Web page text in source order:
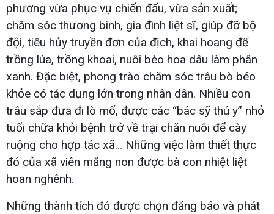
phương vừa phục vụ chiến đấu, vừa sản xuất;
chăm sóc thương binh, gia đình liệt sĩ, giúp đỡ bộ
đội, tiêu hủy truyền đơn của địch, khai hoang để
trồng lúa, trồng khoai, nuôi bèo hoa dâu làm phân
xanh. Đặc biệt, phong trào chăm sóc trâu bò béo
khỏe có tác dụng lớn trong nhân dân. Nhiều con
trâu sắp đưa đi lò mổ, được các “bác sỹ thú y” nhỏ
tuổi chữa khỏi bệnh trở về trại chăn nuôi để cày
ruộng cho hợp tác xã… Những việc làm thiết thực
đó của xã viên măng non được bà con nhiệt liệt
hoan nghênh.
Những thành tích đó được chọn đăng báo và phát